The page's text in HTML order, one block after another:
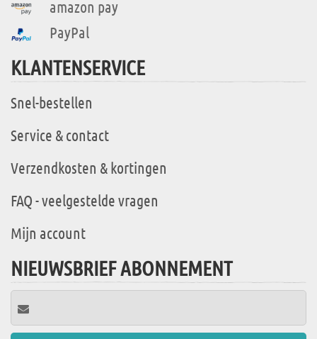
amazon pay
PayPal
KLANTENSERVICE
Snel-bestellen
Service & contact
Verzendkosten & kortingen
FAQ - veelgestelde vragen
Mijn account
NIEUWSBRIEF ABONNEMENT